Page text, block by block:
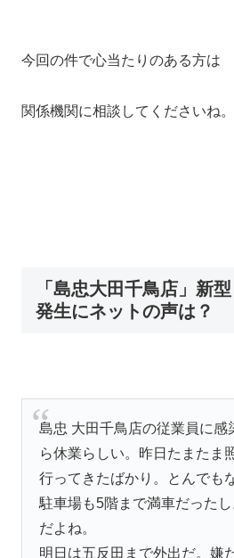
今回の件で心当たりのある方は
関係機関に相談してくださいね。
「島忠大田千鳥店」新
発生にネットの声は？
島忠 大田千鳥店の従業員に感
ら休業らしい。昨日たまたま
行ってきたばかり。とんでも
駐車場も5階まで満車だった
だよね。
明日は五反田まで外出だ。嫌